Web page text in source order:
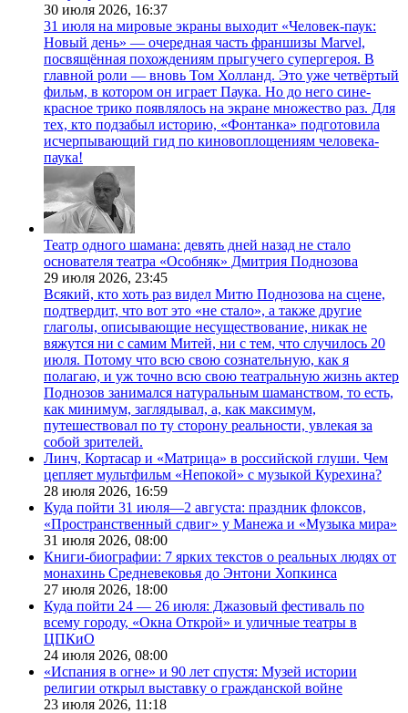
30 июля 2026, 16:37
31 июля на мировые экраны выходит «Человек-паук:
Новый день» — очередная часть франшизы Marvel,
посвящённая похождениям прыгучего супергероя. В
главной роли — вновь Том Холланд. Это уже четвёртый
фильм, в котором он играет Паука. Но до него сине-
красное трико появлялось на экране множество раз. Для
тех, кто подзабыл историю, «Фонтанка» подготовила
исчерпывающий гид по киновоплощениям человека-
паука!
Театр одного шамана: девять дней назад не стало
основателя театра «Особняк» Дмитрия Поднозова
29 июля 2026, 23:45
Всякий, кто хоть раз видел Митю Поднозова на сцене,
подтвердит, что вот это «не стало», а также другие
глаголы, описывающие несуществование, никак не
вяжутся ни с самим Митей, ни с тем, что случилось 20
июля. Потому что всю свою сознательную, как я
полагаю, и уж точно всю свою театральную жизнь актер
Поднозов занимался натуральным шаманством, то есть,
как минимум, заглядывал, а, как максимум,
путешествовал по ту сторону реальности, увлекая за
собой зрителей.
Линч, Кортасар и «Матрица» в российской глуши. Чем
цепляет мультфильм «Непокой» с музыкой Курехина?
28 июля 2026, 16:59
Куда пойти 31 июля—2 августа: праздник флоксов,
«Пространственный сдвиг» у Манежа и «Музыка мира»
31 июля 2026, 08:00
Книги-биографии: 7 ярких текстов о реальных людях от
монахинь Средневековья до Энтони Хопкинса
27 июля 2026, 18:00
Куда пойти 24 — 26 июля: Джазовый фестиваль по
всему городу, «Окна Открой» и уличные театры в
ЦПКиО
24 июля 2026, 08:00
«Испания в огне» и 90 лет спустя: Музей истории
религии открыл выставку о гражданской войне
23 июля 2026, 11:18